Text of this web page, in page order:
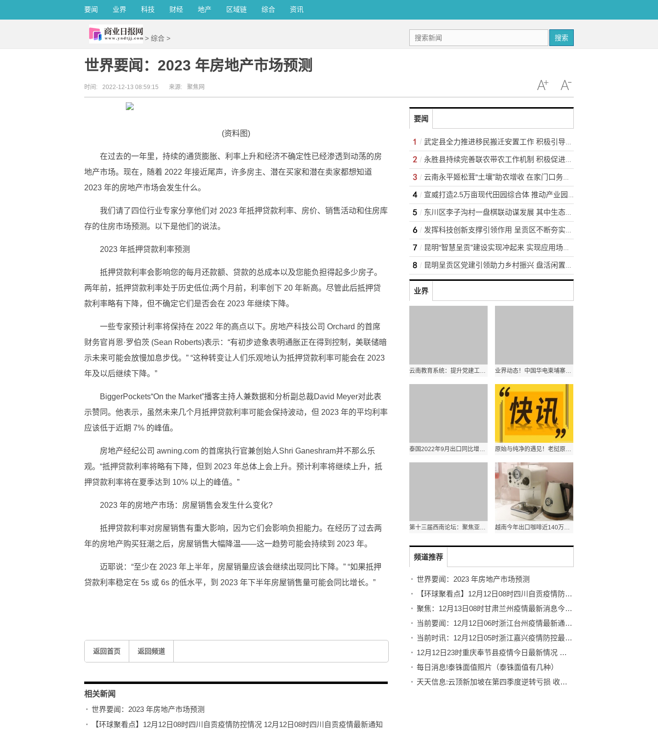
要闻 业界 科技 财经 地产 区域链 综合 资讯
> 综合 > 搜索
世界要闻：2023 年房地产市场预测
时间: 2022-12-13 08:59:15 来源: 聚焦网
(资料图)
在过去的一年里，持续的通货膨胀、利率上升和经济不确定性已经渗透到动荡的房
地产市场。现在，随着 2022 年接近尾声，许多房主、潜在买家和潜在卖家都想知道
2023 年的房地产市场会发生什么。
我们请了四位行业专家分享他们对 2023 年抵押贷款利率、房价、销售活动和住房库
存的住房市场预测。以下是他们的说法。
2023 年抵押贷款利率预测
抵押贷款利率会影响您的每月还款额、贷款的总成本以及您能负担得起多少房子。
两年前，抵押贷款利率处于历史低位;两个月前，利率创下 20 年新高。尽管此后抵押贷
款利率略有下降，但不确定它们是否会在 2023 年继续下降。
一些专家预计利率将保持在 2022 年的高点以下。房地产科技公司 Orchard 的首席
财务官肖恩·罗伯茨 (Sean Roberts)表示：“有初步迹象表明通胀正在得到控制，美联储暗
示未来可能会放慢加息步伐。” “这种转变让人们乐观地认为抵押贷款利率可能会在 2023
年及以后继续下降。”
BiggerPockets“On the Market”播客主持人兼数据和分析副总裁David Meyer对此表
示赞同。他表示，虽然未来几个月抵押贷款利率可能会保持波动，但 2023 年的平均利率
应该低于近期 7% 的峰值。
房地产经纪公司 awning.com 的首席执行官兼创始人Shri Ganeshram并不那么乐
观。“抵押贷款利率将略有下降，但到 2023 年总体上会上升。预计利率将继续上升，抵
押贷款利率将在夏季达到 10% 以上的峰值。”
2023 年的房地产市场：房屋销售会发生什么变化?
抵押贷款利率对房屋销售有重大影响，因为它们会影响负担能力。在经历了过去两
年的房地产购买狂潮之后，房屋销售大幅降温——这一趋势可能会持续到 2023 年。
迈耶说：“至少在 2023 年上半年，房屋销量应该会继续出现同比下降。” “如果抵押
贷款利率稳定在 5s 或 6s 的低水平，到 2023 年下半年房屋销售量可能会同比增长。”
返回首页 返回频道
相关新闻
世界要闻：2023 年房地产市场预测
【环球聚看点】12月12日08时四川自贡疫情防控情况 12月12日08时四川自贡疫情最新通知
要闻
武定县全力推进移民搬迁安置工作 积极引导移民多渠道就业
永胜县持续完善联农带农工作机制 积极促进农民收入持续增长
云南永平姬松茸“土壤”助农增收 在家门口务工实现稳步增收
宣威打造2.5万亩现代田园综合体 推动产业园区农业转型升级
东川区李子沟村一盘棋联动谋发展 其中生态采摘园获利3.5万元
发挥科技创新支撑引领作用 呈贡区不断夯实区域创新体系建设
昆明“智慧呈贡”建设实现冲起来 实现应用场景1到N的推广
昆明呈贡区党建引领助力乡村振兴 盘活闲置土地资源200余亩
业界
云南教育系统：提升党建工作质量是办学治校的基本功和生命线 业界动态！中国华电柬埔寨西港项目首台机组顺利通过试验
泰国2022年9月出口同比增长7.8% 农产品出口额同比增长1.8% 原始与纯净的遇见！老挝原生态古树茶亮相第五届进博会
第十三届西南论坛：聚焦亚太格局演变和区域合作新发展 越南今年出口咖啡近140万吨 其中出口额达31.6亿美元
频道推荐
世界要闻：2023 年房地产市场预测
【环球聚看点】12月12日08时四川自贡疫情防控情况 12月12日08时四川自贡疫情最新通知
聚焦：12月13日08时甘肃兰州疫情最新消息今天 12月13日08时甘肃兰州新增确诊人数
当前要闻：12月12日06时浙江台州疫情最新通报今天 12月12日06时浙江台州今日新增活动轨迹有吗
当前时讯：12月12日05时浙江嘉兴疫情防控最新情况 12月12日05时浙江嘉兴疫情最新通告
12月12日23时重庆奉节县疫情今日最新情况 重庆奉节县的疫情一共有多少例
每日消息!泰铢面值照片（泰铢面值有几种）
天天信息:云顶新加坡在第四季度逆转亏损 收益为1.59亿美元